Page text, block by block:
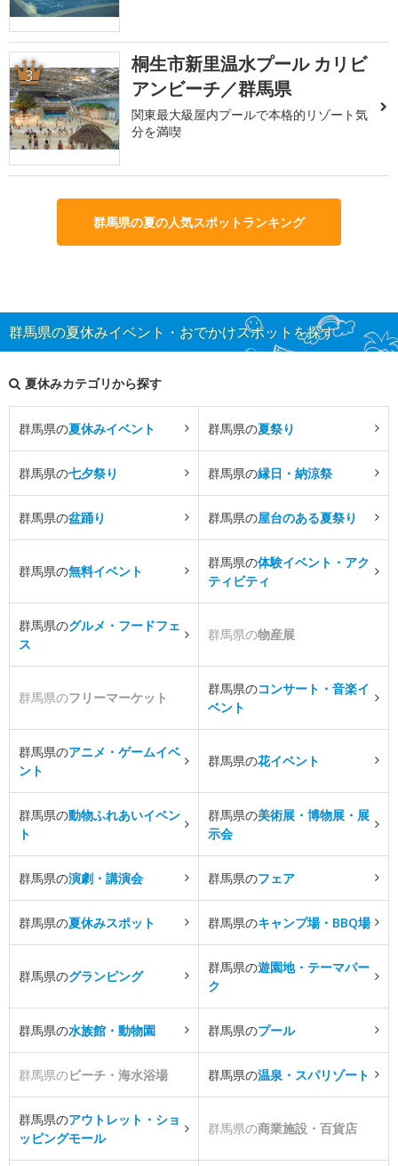
3
桐生市新里温水プール カリビ
アンビーチ／群馬県
関東最大級屋内プールで本格的リゾート気
分を満喫
群馬県の夏の人気スポットランキング
群馬県の夏休みイベント・おでかけスポットを探す
夏休みカテゴリから探す
群馬県の夏休みイベント 群馬県の夏祭り
群馬県の七夕祭り 群馬県の縁日・納涼祭
群馬県の盆踊り 群馬県の屋台のある夏祭り
群馬県の無料イベント
群馬県の体験イベント・アク
ティビティ
群馬県のグルメ・フードフェ
ス
群馬県の物産展
群馬県のフリーマーケット
群馬県のコンサート・音楽イ
ベント
群馬県のアニメ・ゲームイベ
ント
群馬県の花イベント
群馬県の動物ふれあいイベン
ト
群馬県の美術展・博物展・展
示会
群馬県の演劇・講演会 群馬県のフェア
群馬県の夏休みスポット 群馬県のキャンプ場・BBQ場
群馬県のグランピング
群馬県の遊園地・テーマパー
ク
群馬県の水族館・動物園 群馬県のプール
群馬県のビーチ・海水浴場 群馬県の温泉・スパリゾート
群馬県のアウトレット・ショ
ッピングモール
群馬県の商業施設・百貨店